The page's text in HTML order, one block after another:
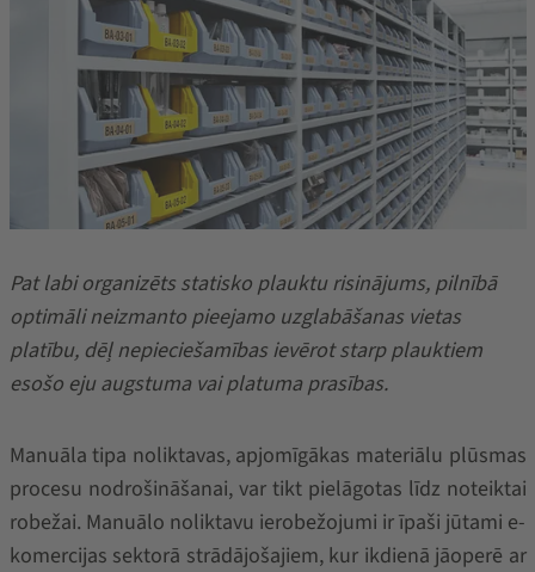
Pat labi organizēts statisko plauktu risinājums, pilnībā
optimāli neizmanto pieejamo uzglabāšanas vietas
platību, dēļ nepieciešamības ievērot starp plauktiem
esošo eju augstuma vai platuma prasības.
Manuāla tipa noliktavas, apjomīgākas materiālu plūsmas
procesu nodrošināšanai, var tikt pielāgotas līdz noteiktai
robežai. Manuālo noliktavu ierobežojumi ir īpaši jūtami e-
komercijas sektorā strādājošajiem, kur ikdienā jāoperē ar